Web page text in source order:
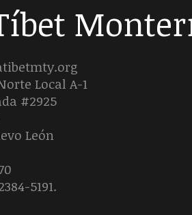
Local A-1
#2925
León
5191.